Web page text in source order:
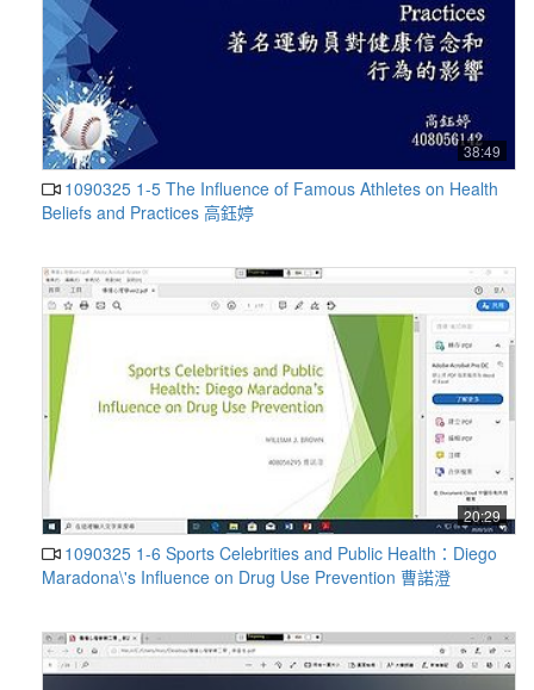
38:49
1090325 1-5 The Influence of Famous Athletes on Health
Beliefs and Practices 高鈺婷
20:29
1090325 1-6 Sports Celebrities and Public Health：Diego
Maradona\'s Influence on Drug Use Prevention 曹諾澄